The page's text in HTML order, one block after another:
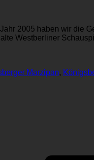
2005 haben wir die
Westberliner
Marzipan,